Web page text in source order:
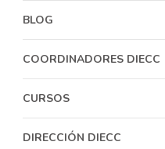
BLOG
COORDINADORES DIECC
CURSOS
DIRECCIÓN DIECC